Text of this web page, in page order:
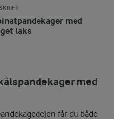
med
laks
med
får du både